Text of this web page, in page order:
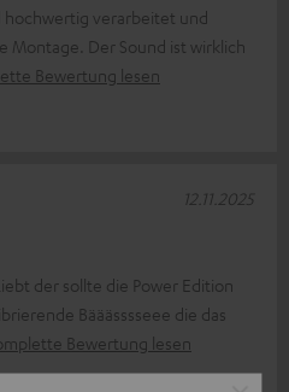
hochwertig verarbeitet und
Montage. Der Sound ist wirklich
Bewertung lesen
der sollte die Power Edition
Bääässsseee die das
Bewertung lesen
12.11.2025